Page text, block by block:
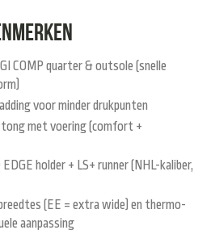
COMP quarter & outsole (snelle
voor minder drukpunten
met voering (comfort +
holder + LS+ runner (NHL-kaliber,
(EE = extra wide) en thermo-
aanpassing